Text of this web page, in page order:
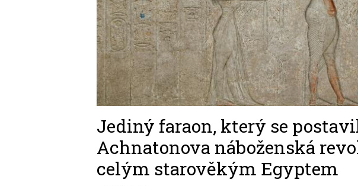
Jediný faraon, který se
Achnatonova náboženská
celým starověkým Egyptem